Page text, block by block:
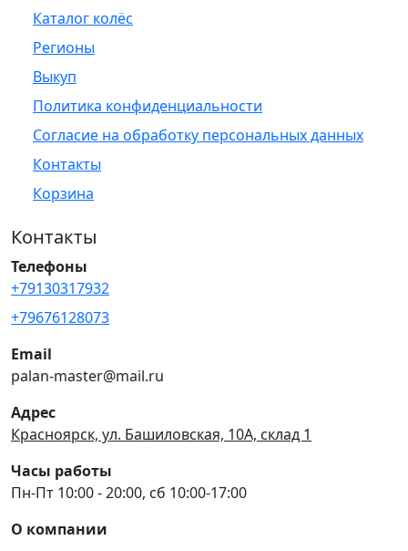
Каталог колёс
Регионы
Выкуп
Политика конфиденциальности
Согласие на обработку персональных данных
Контакты
Корзина
Контакты
Телефоны
+79130317932
+79676128073
Email
palan-master@mail.ru
Адрес
Красноярск, ул. Башиловская, 10А, склад 1
Часы работы
Пн-Пт 10:00 - 20:00, сб 10:00-17:00
О компании